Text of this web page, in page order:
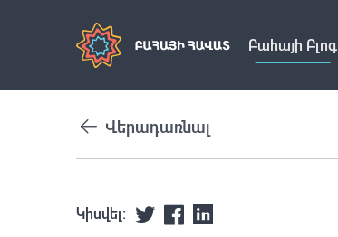
Բահայի Բլոգ
Վերադառնալ
Կիսվել: